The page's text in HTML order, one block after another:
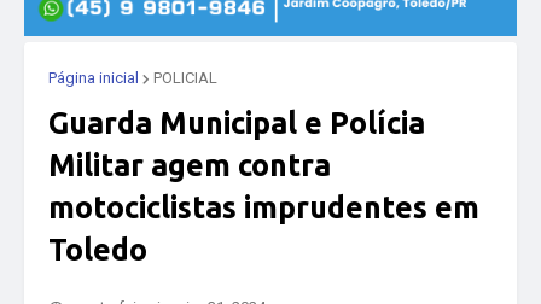
Página inicial POLICIAL
Guarda Municipal e Polícia
Militar agem contra
motociclistas imprudentes em
Toledo